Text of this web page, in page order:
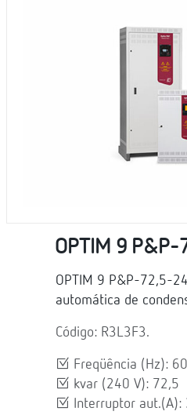
OPTIM 9
OPTIM 9 P&P-72,5-
automática de
Código: R3L3F3.
Freqüência (Hz):
kvar (240 V): 72,5
Interruptor aut.(A):